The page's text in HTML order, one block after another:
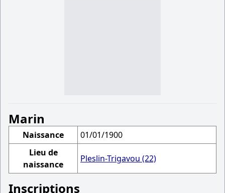
Marin
Naissance
01/01/1900
Lieu de
naissance
Pleslin-Trigavou (22)
Inscriptions